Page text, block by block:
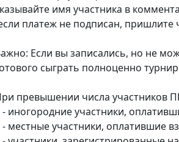
имя участника в
платеж не подписан, пришлите
Если вы записались, но не
сыграть полноценно
превышении числа участников
- иногородние участники,
- местные участники, оплатившие